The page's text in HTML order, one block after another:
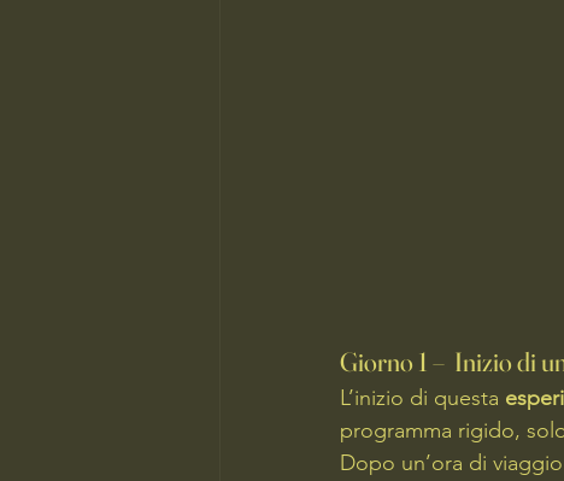
Giorno 1 –  Inizio di
L’inizio di questa
programma rigido,
Dopo un’ora di